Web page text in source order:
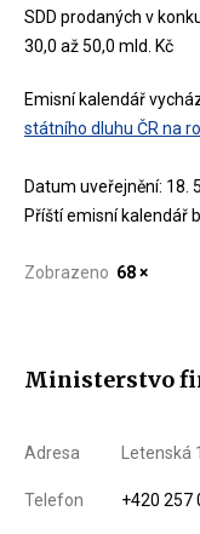
SDD prodaných v
30,0 až 50,0 mld. Kč
Emisní kalendář
státního dluhu ČR na
Datum uveřejnění: 18.
Příští emisní kalendář
Zobrazeno 68 ×
Ministerstvo
Adresa Letenská
Telefon +420 257